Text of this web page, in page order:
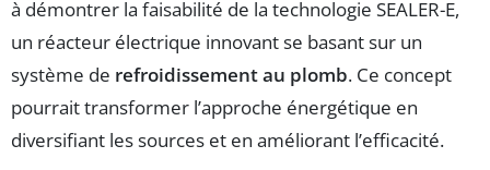
à démontrer la faisabilité de la technologie SEALER-E,
un réacteur électrique innovant se basant sur un
système de refroidissement au plomb. Ce concept
pourrait transformer l’approche énergétique en
diversifiant les sources et en améliorant l’efficacité.